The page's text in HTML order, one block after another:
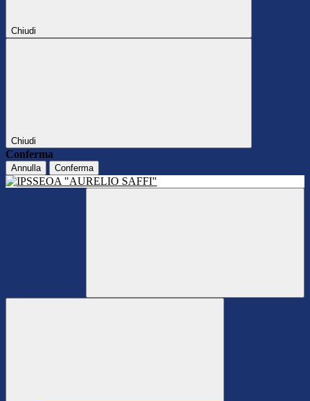
Chiudi
Chiudi
Conferma
Annulla Conferma